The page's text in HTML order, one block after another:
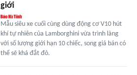
giới
Mẫu siêu xe cuối cùng dùng động cơ V10 hút
khí tự nhiên của Lamborghini vừa trình làng
với số lượng giới hạn 10 chiếc, song giá bán có
thể sẽ khá đắt đỏ.